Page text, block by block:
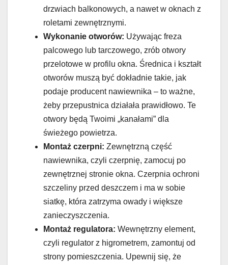
drzwiach balkonowych, a nawet w oknach z
roletami zewnętrznymi.
Wykonanie otworów: Używając freza
palcowego lub tarczowego, zrób otwory
przelotowe w profilu okna. Średnica i kształt
otworów muszą być dokładnie takie, jak
podaje producent nawiewnika – to ważne,
żeby przepustnica działała prawidłowo. Te
otwory będą Twoimi „kanałami” dla
świeżego powietrza.
Montaż czerpni: Zewnętrzną część
nawiewnika, czyli czerpnię, zamocuj po
zewnętrznej stronie okna. Czerpnia ochroni
szczeliny przed deszczem i ma w sobie
siatkę, która zatrzyma owady i większe
zanieczyszczenia.
Montaż regulatora: Wewnętrzny element,
czyli regulator z higrometrem, zamontuj od
strony pomieszczenia. Upewnij się, że